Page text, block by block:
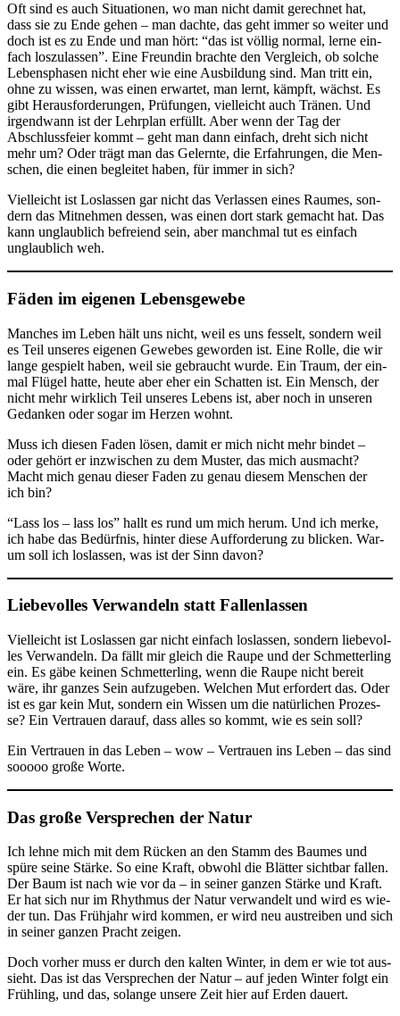
Oft sind es auch Situa­tio­nen, wo man nicht damit gerech­net hat,
dass sie zu Ende gehen – man dach­te, das geht immer so wei­ter und
doch ist es zu Ende und man hört: “das ist völ­lig nor­mal, ler­ne ein­
fach los­zu­las­sen”. Eine Freun­din brach­te den Ver­gleich, ob sol­che
Lebens­pha­sen nicht eher wie eine Aus­bil­dung sind. Man tritt ein,
ohne zu wis­sen, was einen erwar­tet, man lernt, kämpft, wächst. Es
gibt Her­aus­for­de­run­gen, Prü­fun­gen, viel­leicht auch Trä­nen. Und
irgend­wann ist der Lehr­plan erfüllt. Aber wenn der Tag der
Abschluss­fei­er kommt – geht man dann ein­fach, dreht sich nicht
mehr um? Oder trägt man das Gelern­te, die Erfah­run­gen, die Men­
schen, die einen beglei­tet haben, für immer in sich?
Viel­leicht ist Los­las­sen gar nicht das Ver­las­sen eines Rau­mes, son­
dern das Mit­neh­men des­sen, was einen dort stark gemacht hat. Das
kann unglaub­lich befrei­end sein, aber manch­mal tut es ein­fach
unglaub­lich weh.
Fäden im eigenen Lebensgewebe
Man­ches im Leben hält uns nicht, weil es uns fes­selt, son­dern weil
es Teil unse­res eige­nen Gewe­bes gewor­den ist. Eine Rol­le, die wir
lan­ge gespielt haben, weil sie gebraucht wur­de. Ein Traum, der ein­
mal Flü­gel hat­te, heu­te aber eher ein Schat­ten ist. Ein Mensch, der
nicht mehr wirk­lich Teil unse­res Lebens ist, aber noch in unse­ren
Gedan­ken oder sogar im Her­zen wohnt.
Muss ich die­sen Faden lösen, damit er mich nicht mehr bin­det –
oder gehört er inzwi­schen zu dem Mus­ter, das mich aus­macht?
Macht mich genau die­ser Faden zu genau die­sem Men­schen der
ich bin?
“Lass los – lass los” hallt es rund um mich her­um. Und ich mer­ke,
ich habe das Bedürf­nis, hin­ter die­se Auf­for­de­rung zu bli­cken. War­
um soll ich los­las­sen, was ist der Sinn davon?
Liebevolles Verwandeln statt Fallenlassen
Viel­leicht ist Los­las­sen gar nicht ein­fach los­las­sen, son­dern lie­be­vol­
les Ver­wan­deln. Da fällt mir gleich die Rau­pe und der Schmet­ter­ling
ein. Es gäbe kei­nen Schmet­ter­ling, wenn die Rau­pe nicht bereit
wäre, ihr gan­zes Sein auf­zu­ge­ben. Wel­chen Mut erfor­dert das. Oder
ist es gar kein Mut, son­dern ein Wis­sen um die natür­li­chen Pro­zes­
se? Ein Ver­trau­en dar­auf, dass alles so kommt, wie es sein soll?
Ein Ver­trau­en in das Leben – wow – Ver­trau­en ins Leben – das sind
sooooo gro­ße Worte.
Das große Versprechen der Natur
Ich leh­ne mich mit dem Rücken an den Stamm des Bau­mes und
spü­re sei­ne Stär­ke. So eine Kraft, obwohl die Blät­ter sicht­bar fal­len.
Der Baum ist nach wie vor da – in sei­ner gan­zen Stär­ke und Kraft.
Er hat sich nur im Rhyth­mus der Natur ver­wan­delt und wird es wie­
der tun. Das Früh­jahr wird kom­men, er wird neu aus­trei­ben und sich
in sei­ner gan­zen Pracht zeigen.
Doch vor­her muss er durch den kal­ten Win­ter, in dem er wie tot aus­
sieht. Das ist das Ver­spre­chen der Natur – auf jeden Win­ter folgt ein
Früh­ling, und das, solan­ge unse­re Zeit hier auf Erden dauert.